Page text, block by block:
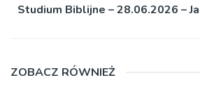
Studium Biblijne – 28.06.2026 –
ZOBACZ RÓWNIEŻ